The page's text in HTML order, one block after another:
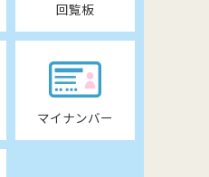
回覧板
マイナンバー